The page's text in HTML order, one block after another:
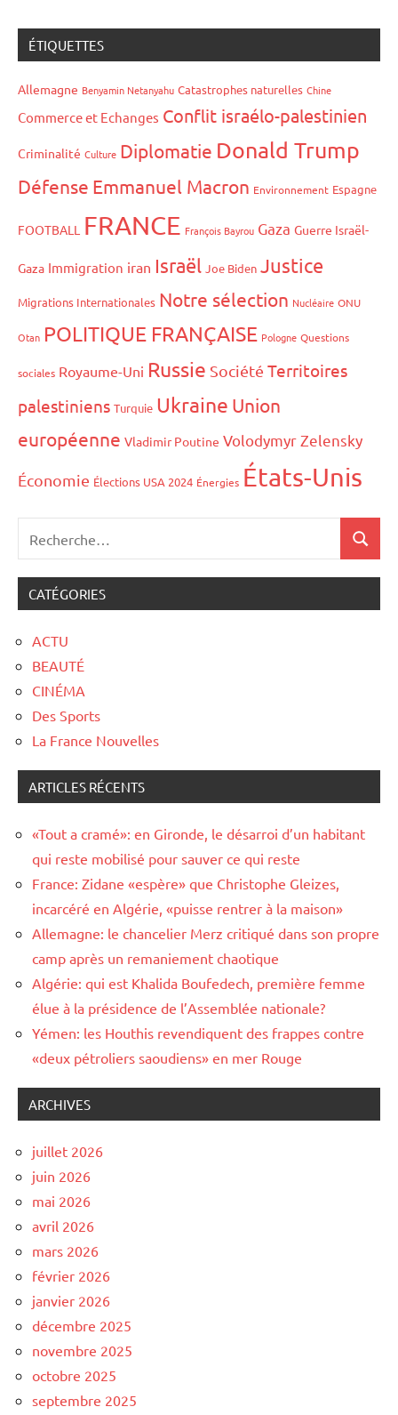
publications
ÉTIQUETTES
Allemagne Benyamin Netanyahu Catastrophes naturelles Chine
Commerce et Echanges Conflit israélo-palestinien
Criminalité Culture Diplomatie Donald Trump
Défense Emmanuel Macron Environnement Espagne
FOOTBALL FRANCE François Bayrou Gaza Guerre Israël-
Gaza Immigration iran Israël Joe Biden Justice
Migrations Internationales Notre sélection Nucléaire ONU
Otan POLITIQUE FRANÇAISE Pologne Questions
sociales Royaume-Uni Russie Société Territoires
palestiniens Turquie Ukraine Union
européenne Vladimir Poutine Volodymyr Zelensky
Économie Élections USA 2024 Énergies États-Unis
CATÉGORIES
ACTU
BEAUTÉ
CINÉMA
Des Sports
La France Nouvelles
ARTICLES RÉCENTS
«Tout a cramé»: en Gironde, le désarroi d’un habitant
qui reste mobilisé pour sauver ce qui reste
France: Zidane «espère» que Christophe Gleizes,
incarcéré en Algérie, «puisse rentrer à la maison»
Allemagne: le chancelier Merz critiqué dans son propre
camp après un remaniement chaotique
Algérie: qui est Khalida Boufedech, première femme
élue à la présidence de l’Assemblée nationale?
Yémen: les Houthis revendiquent des frappes contre
«deux pétroliers saoudiens» en mer Rouge
ARCHIVES
juillet 2026
juin 2026
mai 2026
avril 2026
mars 2026
février 2026
janvier 2026
décembre 2025
novembre 2025
octobre 2025
septembre 2025